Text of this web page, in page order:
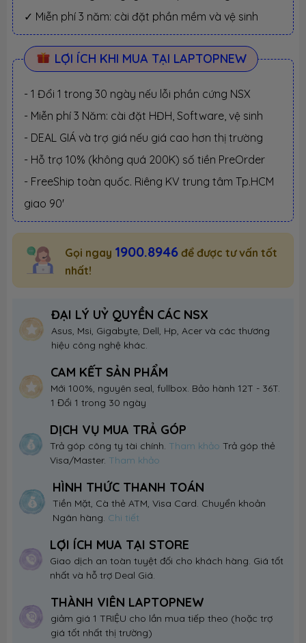
✓ Miễn phí 3 năm: cài đặt phần mềm và vệ sinh
LỢI ÍCH KHI MUA TẠI LAPTOPNEW
- 1 Đổi 1 trong 30 ngày nếu lỗi phần cứng NSX
- Miễn phí 3 Năm: cài đặt HĐH, Software, vệ sinh
- DEAL GIÁ và trợ giá nếu giá cao hơn thị trường
- Hỗ trợ 10% (không quá 200K) số tiền PreOrder
- FreeShip toàn quốc. Riêng KV trung tâm Tp.HCM
giao 90'
Gọi ngay 1900.8946 để được tư vấn tốt
nhất!
ĐẠI LÝ UỶ QUYỀN CÁC NSX
Asus, Msi, Gigabyte, Dell, Hp, Acer và các thương
hiệu công nghệ khác.
CAM KẾT SẢN PHẨM
Mới 100%, nguyên seal, fullbox. Bảo hành 12T - 36T.
1 Đổi 1 trong 30 ngày
DỊCH VỤ MUA TRẢ GÓP
Trả góp công ty tài chính. Tham khảoTrả góp thẻ
Visa/Master. Tham khảo
HÌNH THỨC THANH TOÁN
Tiền Mặt, Cà thẻ ATM, Visa Card. Chuyển khoản
Ngân hàng. Chi tiết
LỢI ÍCH MUA TẠI STORE
Giao dịch an toàn tuyệt đối cho khách hàng. Giá tốt
nhất và hỗ trợ Deal Giá.
THÀNH VIÊN LAPTOPNEW
giảm giá 1 TRIỆU cho lần mua tiếp theo (hoặc trợ
giá tốt nhất thị trường)